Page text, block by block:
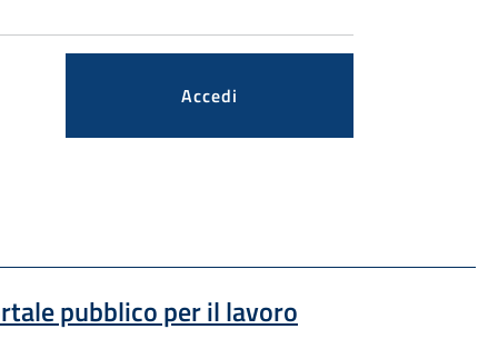
Accedi
pubblico per il lavoro
Sito esterno : apre una nuova finestra